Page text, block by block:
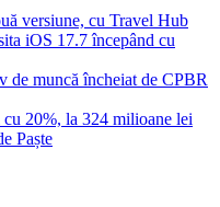
versiune, cu Travel Hub
iOS 17.7 începând cu
de muncă încheiat de CPBR
20%, la 324 milioane lei
Paște